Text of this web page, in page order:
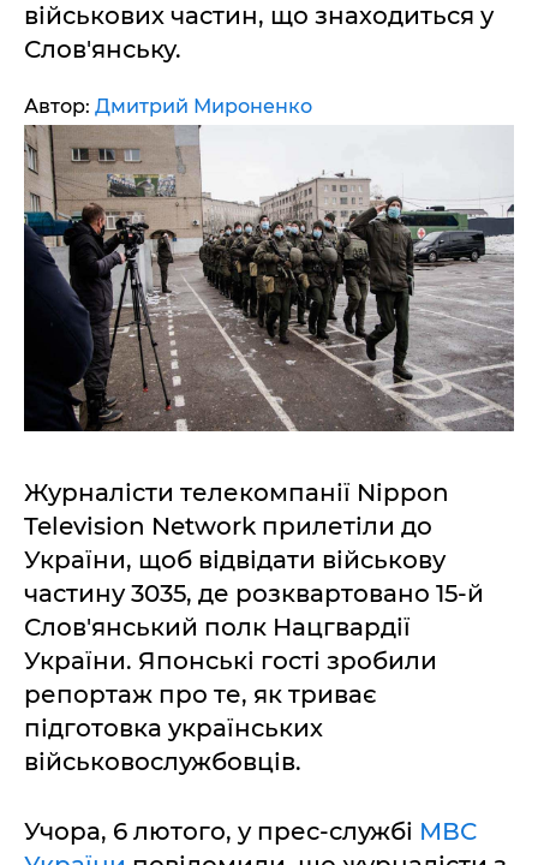
військових частин, що знаходиться у
Слов'янську.
Автор: Дмитрий Мироненко
Журналісти телекомпанії Nippon
Television Network прилетіли до
України, щоб відвідати військову
частину 3035, де розквартовано 15-й
Слов'янський полк Нацгвардії
України. Японські гості зробили
репортаж про те, як триває
підготовка українських
військовослужбовців.
Учора, 6 лютого, у прес-службі МВС